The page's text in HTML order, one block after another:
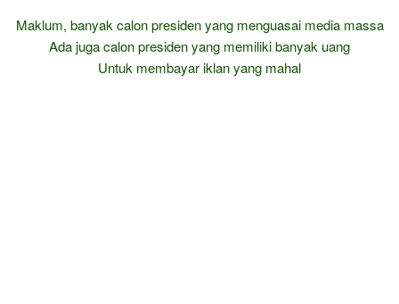
Maklum, banyak calon presiden yang menguasai media massa
Ada juga calon presiden yang memiliki banyak uang
Untuk membayar iklan yang mahal